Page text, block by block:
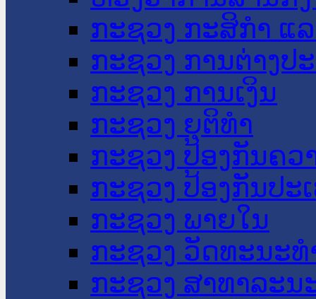
ກະຊວງ ກະສິກຳ ແ
ກະຊວງ ການຕ່າງປ
ກະຊວງ ການເງິນ
ກະຊວງ ຍຸຕິທໍາ
ກະຊວງ ປ້ອງກັນຄວ
ກະຊວງ ປ້ອງກັນປະ
ກະຊວງ ພາຍໃນ
ກະຊວງ ວັດທະນະ
ກະຊວງ ສາທາລະນ